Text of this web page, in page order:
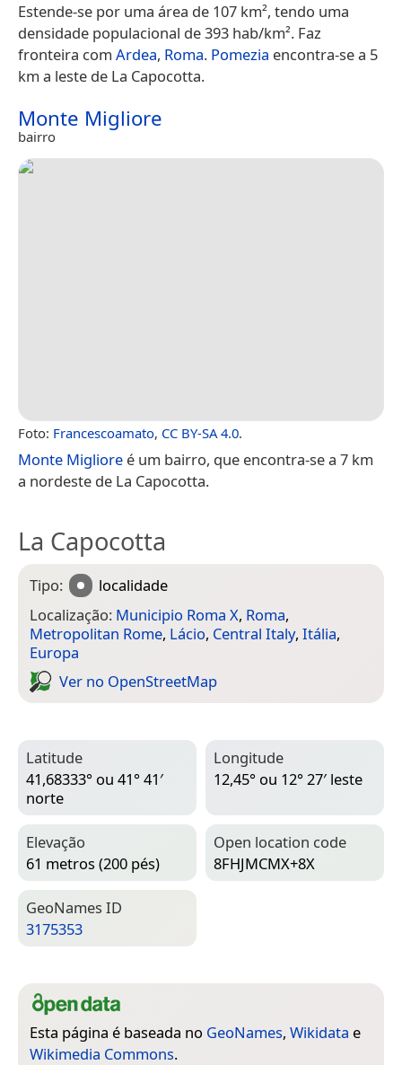
Estende-se por uma área de 107 km², tendo uma
densidade populacional de 393 hab/km². Faz
fronteira com Ardea, Roma. Pomezia encontra-se a 5
km a leste de La Capocotta.
Monte Migliore
bairro
Foto: Francescoamato, CC BY-SA 4.0.
Monte Migliore é um bairro, que encontra-se a 7 km
a nordeste de La Capocotta.
La Capocotta
Tipo:
localidade
Localização: Municipio Roma X, Roma,
Metropolitan Rome, Lácio, Central Italy, Itália,
Europa
Ver no Open­Street­Map
Latitude
41,68333° ou 41° 41′
norte
Longitude
12,45° ou 12° 27′ leste
Elevação
61 metros (200 pés)
Open location code
8FHJMCMX+8X
Geo­Names ID
3175353
Esta página é baseada no GeoNames, Wikidata e
Wikimedia Commons.